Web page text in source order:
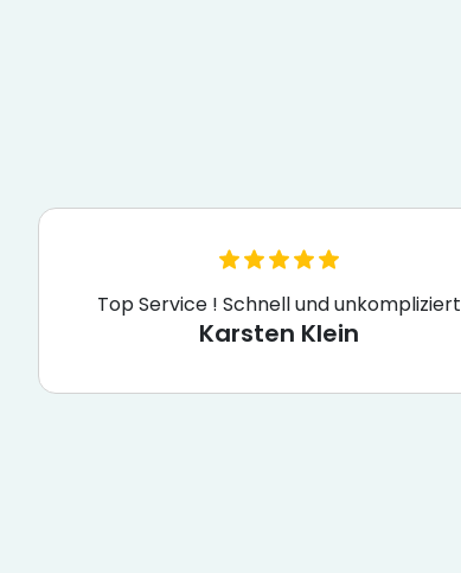
Top Service ! Schnell und unkompliziert
Karsten Klein